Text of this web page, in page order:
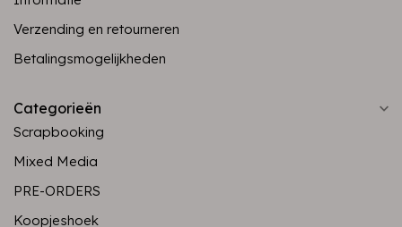
Verzending en retourneren
Betalingsmogelijkheden
Categorieën
Scrapbooking
Mixed Media
PRE-ORDERS
Koopjeshoek